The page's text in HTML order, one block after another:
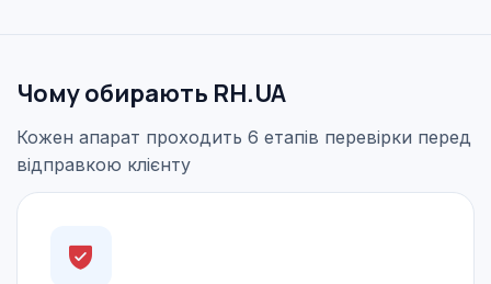
Чому обирають RH.UA
Кожен апарат проходить 6 етапів перевірки перед
відправкою клієнту